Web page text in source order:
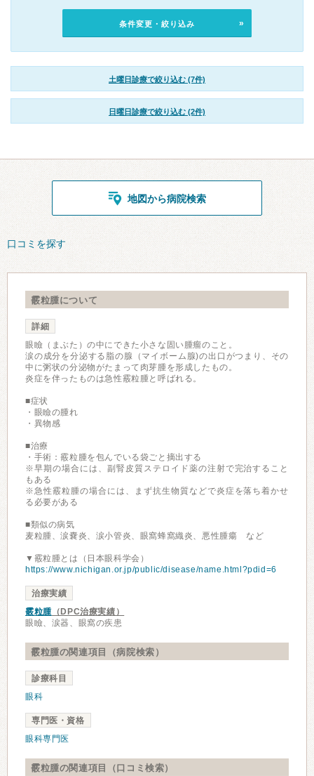
条件変更・絞り込み
土曜日診療で絞り込む (7件)
日曜日診療で絞り込む (2件)
地図から病院検索
口コミを探す
霰粒腫について
詳細
眼瞼（まぶた）の中にできた小さな固い腫瘤のこと。
涙の成分を分泌する脂の腺（マイボーム腺)の出口がつまり、その
中に粥状の分泌物がたまって肉芽腫を形成したもの。
炎症を伴ったものは急性霰粒腫と呼ばれる。
■症状
・眼瞼の腫れ
・異物感
■治療
・手術：霰粒腫を包んでいる袋ごと摘出する
※早期の場合には、副腎皮質ステロイド薬の注射で完治すること
もある
※急性霰粒腫の場合には、まず抗生物質などで炎症を落ち着かせ
る必要がある
■類似の病気
麦粒腫、涙嚢炎、涙小管炎、眼窩蜂窩織炎、悪性腫瘍 など
▼霰粒腫とは（日本眼科学会）
https://www.nichigan.or.jp/public/disease/name.html?pdid=6
治療実績
霰粒腫（DPC治療実績）
眼瞼、涙器、眼窩の疾患
霰粒腫の関連項目（病院検索）
診療科目
眼科
専門医・資格
眼科専門医
霰粒腫の関連項目（口コミ検索）